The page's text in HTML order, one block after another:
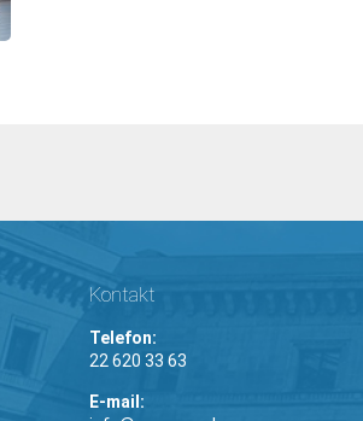
Kontakt
Telefon:
22 620 33 63
E-mail: